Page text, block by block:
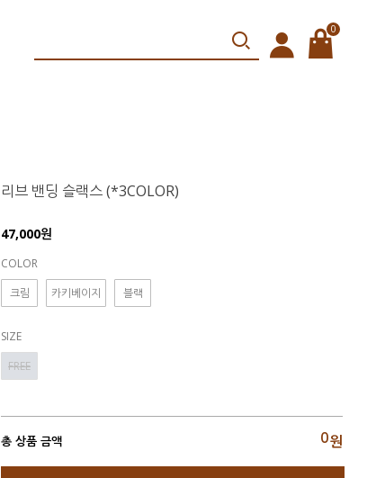
0
리브 밴딩 슬랙스 (*3COLOR)
47,000원
COLOR
크림
카키베이지 블랙
SIZE
FREE
총 상품 금액 0원